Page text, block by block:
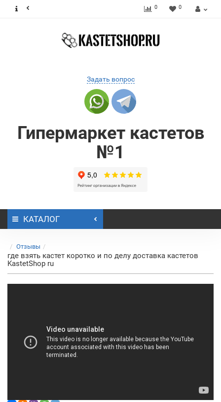
0 0
Задать вопрос
Гипермаркет кастетов
№1
КАТАЛОГ
Отзывы
где взять кастет коротко и по делу доставка кастетов
KastetShop ru